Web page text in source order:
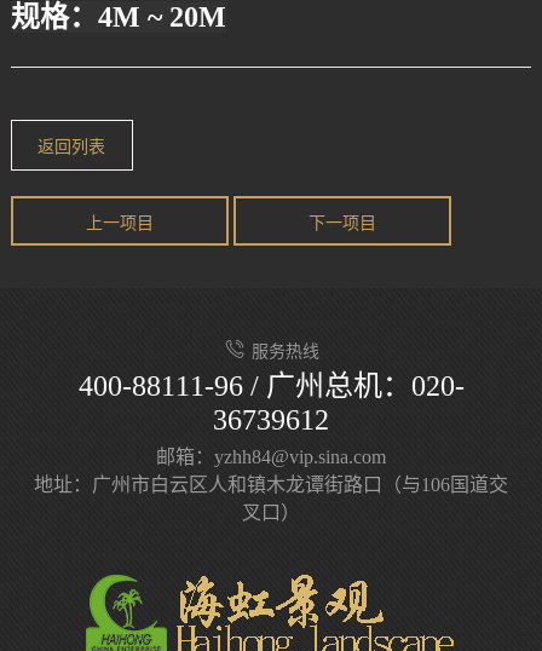
规格：4M ~ 20M
返回列表
上一项目 下一项目
服务热线
400-88111-96 / 广州总机：020-
36739612
邮箱：yzhh84@vip.sina.com
地址：广州市白云区人和镇木龙谭街路口（与106国道交
叉口）